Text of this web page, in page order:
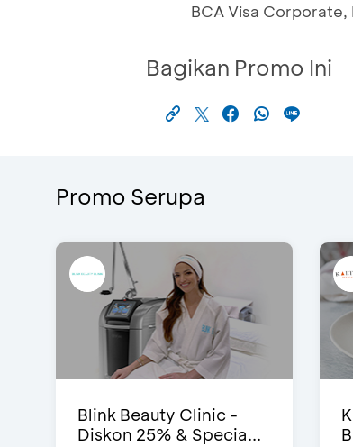
BCA Visa Corporate,
Bagikan Promo Ini
Promo Serupa
Blink Beauty Clinic -
Diskon 25% & Specia...